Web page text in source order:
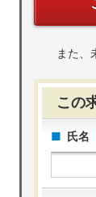
また、
この
氏名